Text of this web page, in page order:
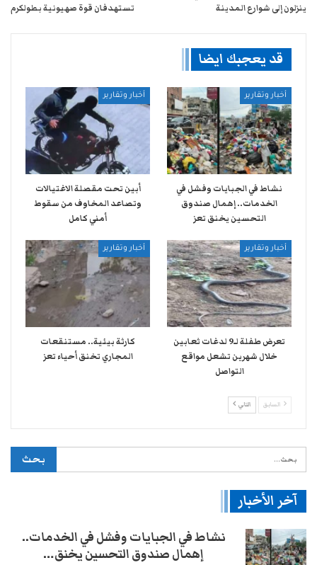
ينزلون إلى شوارع المدينة
تستهدفان قوة صهيونية بطولكرم
قد يعجبك ايضا
أخبار وتقارير
نشاط في الجبايات وفشل في
الخدمات.. إهمال صندوق
التحسين يخنق تعز
أخبار وتقارير
أبين تحت مقصلة الاغتيالات
وتصاعد المخاوف من سقوط
أمني كامل
أخبار وتقارير
تعرض طفلة لـ9 لدغات ثعابين
خلال شهرين تشعل مواقع
التواصل
أخبار وتقارير
كارثة بيئية.. مستنقعات
المجاري تخنق أحياء تعز
السابق التالي
آخر الأخبار
نشاط في الجبايات وفشل في الخدمات..
إهمال صندوق التحسين يخنق…